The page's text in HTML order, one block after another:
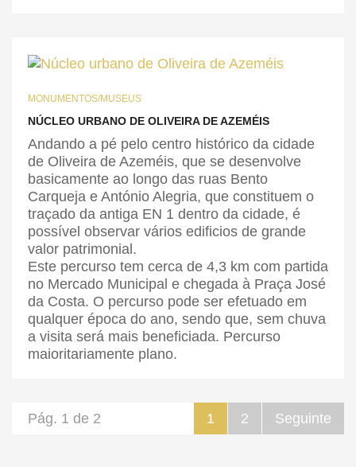
MONUMENTOS/MUSEUS
NÚCLEO URBANO DE OLIVEIRA DE AZEMÉIS
Andando a pé pelo centro histórico da cidade
de Oliveira de Azeméis, que se desenvolve
basicamente ao longo das ruas Bento
Carqueja e António Alegria, que constituem o
traçado da antiga EN 1 dentro da cidade, é
possível observar vários edificios de grande
valor patrimonial.
Este percurso tem cerca de 4,3 km com partida
no Mercado Municipal e chegada à Praça José
da Costa. O percurso pode ser efetuado em
qualquer época do ano, sendo que, sem chuva
a visita será mais beneficiada. Percurso
maioritariamente plano.
1 2 Seguinte
Pág. 1 de 2